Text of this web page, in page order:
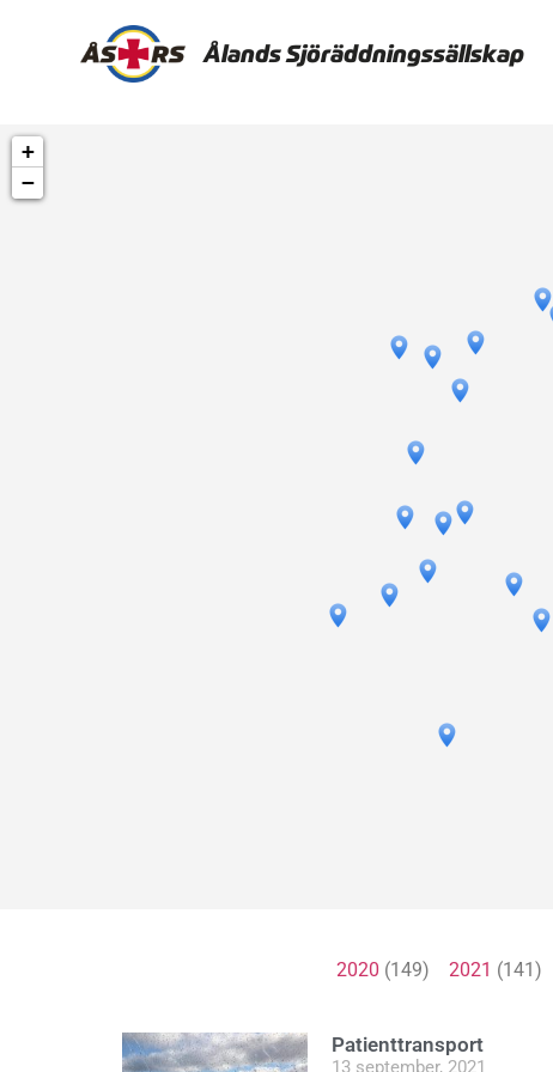
Ålands Sjöräddningssällskap
+
−
2020 (149) 2021 (141)
Patienttransport
13 september, 2021